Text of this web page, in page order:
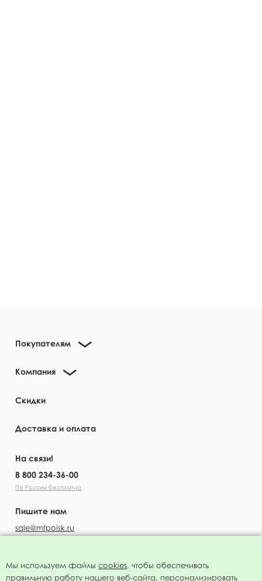
Покупателям
Компания
Скидки
Доставка и оплата
На связи!
8 800 234-36-00
По России бесплатно
Пишите нам
sale@mfpoisk.ru
УЗНАВАЙТЕ ПЕРВЫМИ О НОВОСТЯХ
Мы используем файлы cookies, чтобы обеспечивать
правильную работу нашего веб-сайта, персонализировать